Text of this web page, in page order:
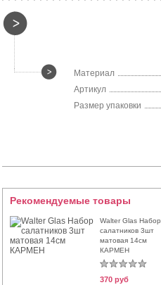
Материал
Артикул
Размер упаковки
Рекомендуемые товары
Walter Glas Набор
салатников 3шт
матовая 14см
КАРМЕН
370 руб